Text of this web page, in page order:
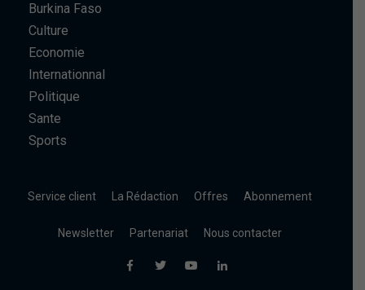
Burkina Faso
Culture
Economie
Internationnal
Politique
Sante
Sports
Service client La Rédaction Offres Abonnement
Newsletter Partenariat Nous contacter